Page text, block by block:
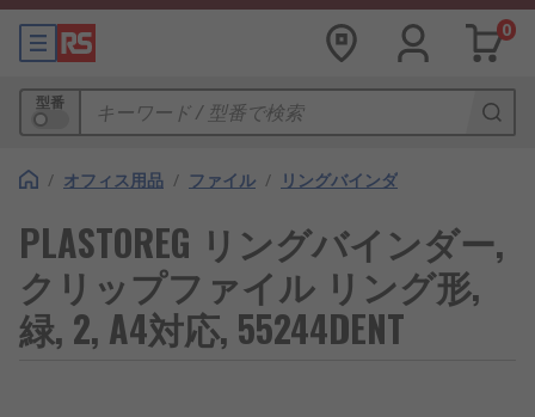
0
型番
/ オフィス用品 / ファイル / リングバインダ
PLASTOREG リングバインダー,
クリップファイル リング形,
緑, 2, A4対応, 55244DENT